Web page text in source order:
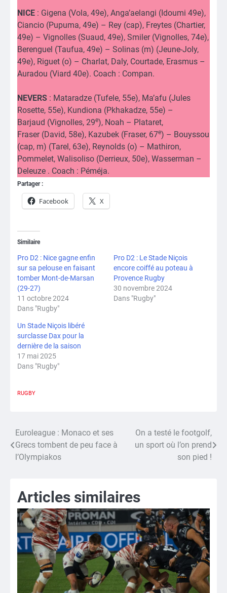
NICE : Gigena (Vola, 49e), Anga’aelangi (Idoumi 49e),
Ciancio (Pupuma, 49e) – Rey (cap), Freytes (Chartier,
49e) – Vignolles (Suaud, 49e), Smiler (Vignolles, 74e),
Berenguel (Taufua, 49e) – Solinas (m) (Jeune-Joly,
49e), Riguet (o) – Charlat, Daly, Courtade, Erasmus –
Auradou (Viard 40e). Coach : Compan.
NEVERS : Mataradze (Tufele, 55e), Ma’afu (Jules
Rosette, 55e), Kundiona (Pkhakadze, 55e) –
Barjaud (Vignolles, 29e), Noah – Plataret,
Fraser (David, 58e), Kazubek (Fraser, 67e) – Bouyssou
(cap, m) (Tarel, 63e), Reynolds (o) – Mathiron,
Pommelet, Walisoliso (Derrieux, 50e), Wasserman –
Deleuze . Coach : Péméja.
Partager :
Facebook X
Similaire
Pro D2 : Nice gagne enfin
sur sa pelouse en faisant
tomber Mont-de-Marsan
(29-27)
11 octobre 2024
Dans "Rugby"
Pro D2 : Le Stade Niçois
encore coiffé au poteau à
Provence Rugby
30 novembre 2024
Dans "Rugby"
Un Stade Niçois libéré
surclasse Dax pour la
dernière de la saison
17 mai 2025
Dans "Rugby"
RUGBY
Navigation
de
Euroleague : Monaco et ses
Grecs tombent de peu face à
l’Olympiakos
On a testé le footgolf,
un sport où l’on prend
son pied !
Articles similaires